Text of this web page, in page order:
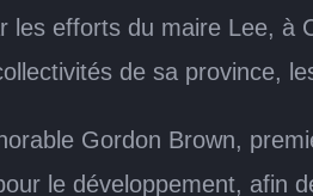
les efforts du maire Lee,
de sa province,
Gordon Brown,
le développement,